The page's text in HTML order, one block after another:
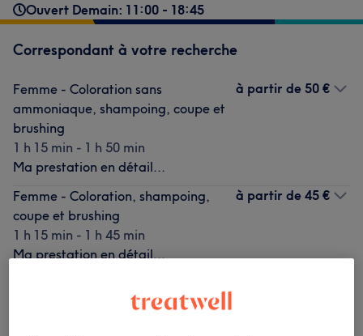
Ouvert Demain: 11:00 - 18:45
Correspondant à votre recherche
Femme - Coloration sans
ammoniaque, shampoing, coupe et
brushing
1 h 15 min - 1 h 50 min
Ma prestation en détail...
à partir de 50 €
Femme - Coloration, shampoing,
coupe et brushing
1 h 15 min - 1 h 45 min
Ma prestation en détail...
à partir de 45 €
Ce n'est pas ce que vous recherchiez ?